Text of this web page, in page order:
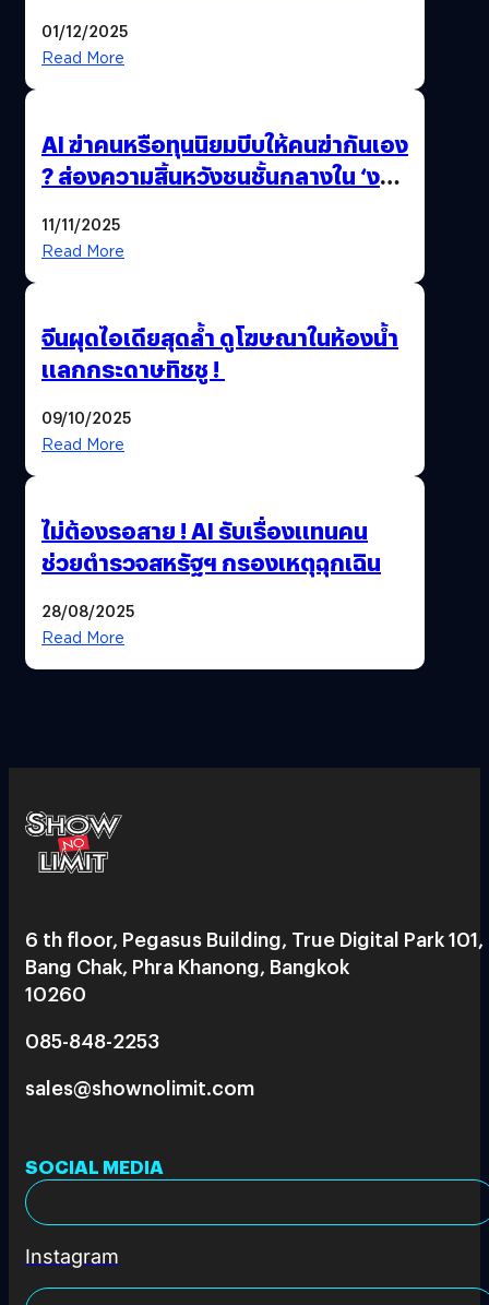
01/12/2025
Read More
AI ฆ่าคนหรือทุนนิยมบีบให้คนฆ่ากันเอง
? ส่องความสิ้นหวังชนชั้นกลางใน ‘งาน
11/11/2025
Read More
จีนผุดไอเดียสุดล้ำ ดูโฆษณาในห้องน้ำ
แลกกระดาษทิชชู !
09/10/2025
Read More
ไม่ต้องรอสาย ! AI รับเรื่องแทนคน
ช่วยตำรวจสหรัฐฯ กรองเหตุฉุกเฉิน
28/08/2025
Read More
6 th floor, Pegasus Building, True Digital Park 101,
Bang Chak, Phra Khanong, Bangkok
10260
085-848-2253
sales@shownolimit.com
SOCIAL MEDIA
Instagram